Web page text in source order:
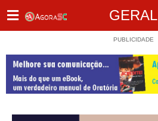
GERAL
PUBLICIDADE